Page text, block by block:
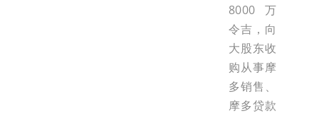
8000万
令吉，向
大股东收
购从事摩
多销售、
摩多贷款